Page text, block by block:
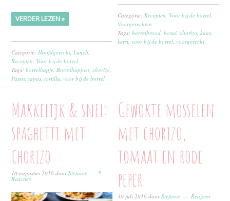
VERDER LEZEN »
Categorie:Hoofdgerecht,Lunch,
Recepten, Voor bij de borrel
Tags:borrelhapje,Borrelhappen,chorizo,
Pasen,tapas,tortilla, voor bij de borrel
Categorie: Recepten Voor bij de borrel
Voorgerechten
Tags:borrelbrood ,bosui ,chorizo ,kaas
kerst voor bij de borrel voorgerecht
Makkelijk & snel:
spaghetti met
chorizo
10 augustus 2016 doorStefanie 5
Reacties
Gewokte mosselen
met chorizo,
tomaat en rode
peper
30 juli 2016 doorStefanie Reageer